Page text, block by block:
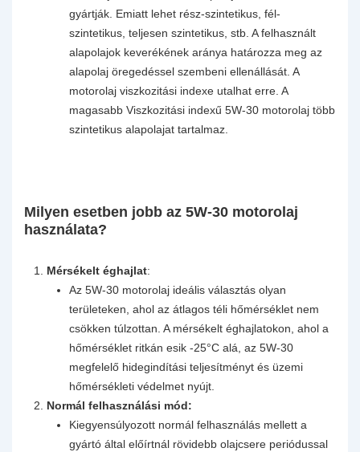
gyártják. Emiatt lehet rész-szintetikus, fél-
szintetikus, teljesen szintetikus, stb. A felhasznált
alapolajok keverékének aránya határozza meg az
alapolaj öregedéssel szembeni ellenállását. A
motorolaj viszkozitási indexe utalhat erre. A
magasabb Viszkozitási indexű 5W-30 motorolaj több
szintetikus alapolajat tartalmaz.
Milyen esetben jobb az 5W-30 motorolaj
használata?
Mérsékelt éghajlat:
Az 5W-30 motorolaj ideális választás olyan
területeken, ahol az átlagos téli hőmérséklet nem
csökken túlzottan. A mérsékelt éghajlatokon, ahol a
hőmérséklet ritkán esik -25°C alá, az 5W-30
megfelelő hidegindítási teljesítményt és üzemi
hőmérsékleti védelmet nyújt.
Normál felhasználási mód:
Kiegyensúlyozott normál felhasználás mellett a
gyártó által előírtnál rövidebb olajcsere periódussal